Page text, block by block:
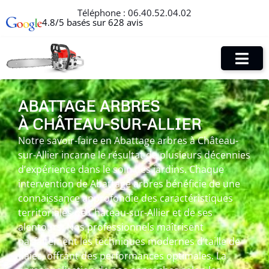
Téléphone : 06.40.52.04.02
4.8/5 basés sur 628 avis
ABATTAGE ARBRES
À CHÂTEAU-SUR-ALLIER
Notre savoir-faire en Abattage arbres à Château-
sur-Allier incarne le résultat de plusieurs décennies
d’expérience dans le soin des jardins. Chaque
intervention de Abattage arbres bénéficie de une
connaissance approfondie des caractéristiques
territoriales de Château-sur-Allier et de ses
alentours. Nos professionnels maîtrisent
parfaitement les techniques modernes d’taille de
haies, offrant des performances optimales. La